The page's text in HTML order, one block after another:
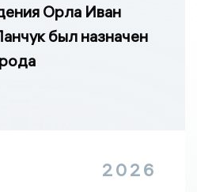
Орла Иван
был назначен
2026